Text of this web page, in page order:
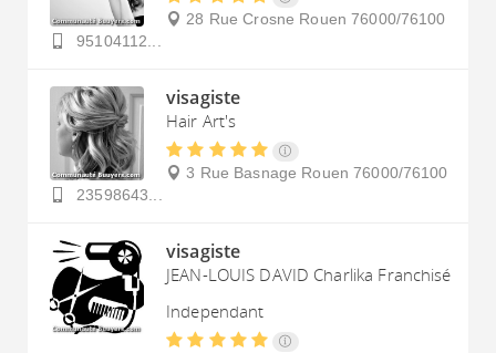
28 Rue Crosne Rouen 76000/76100
95104112...
visagiste
Hair Art's
3 Rue Basnage Rouen 76000/76100
23598643...
visagiste
JEAN-LOUIS DAVID Charlika Franchisé
Independant